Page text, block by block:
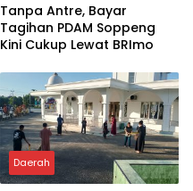
Tanpa Antre, Bayar
Tagihan PDAM Soppeng
Kini Cukup Lewat BRImo
Daerah